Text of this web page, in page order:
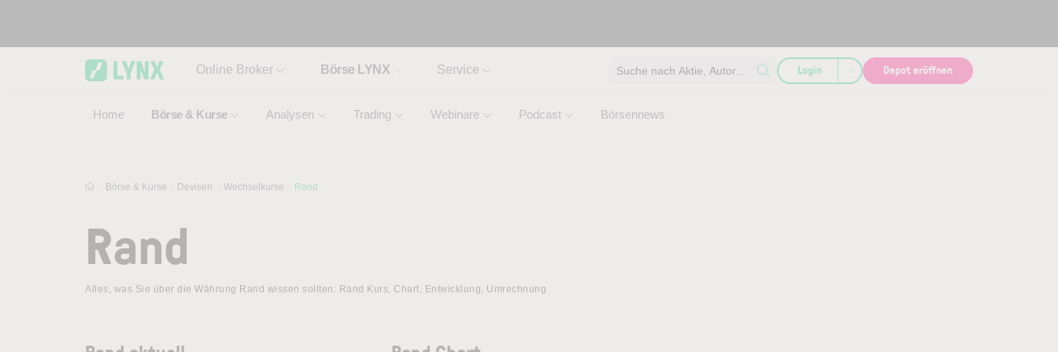
Online Broker Börse LYNX
Home Börse & Kurse Analysen Trading Webinare Podcast Börsennews
Service Suche nach Aktie, Autor... Login Depot eröffnen
Börse & Kurse Devisen Wechselkurse Rand
Rand
Alles, was Sie über die Währung Rand wissen sollten: Rand Kurs, Chart, Entwicklung, Umrechnung